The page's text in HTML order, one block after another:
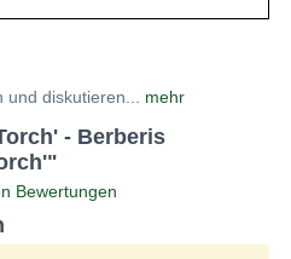
diskutieren...
mehr
- Berberis
Bewertungen